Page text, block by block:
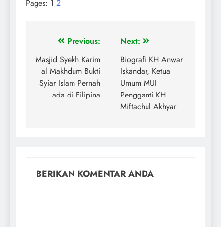
Pages: 1 2
Previous:
Masjid Syekh Karim
al Makhdum Bukti
Syiar Islam Pernah
ada di Filipina
Next:
Biografi KH Anwar
Iskandar, Ketua
Umum MUI
Pengganti KH
Miftachul Akhyar
BERIKAN KOMENTAR ANDA